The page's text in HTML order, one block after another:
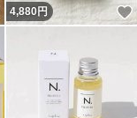
いいね！
4,880円